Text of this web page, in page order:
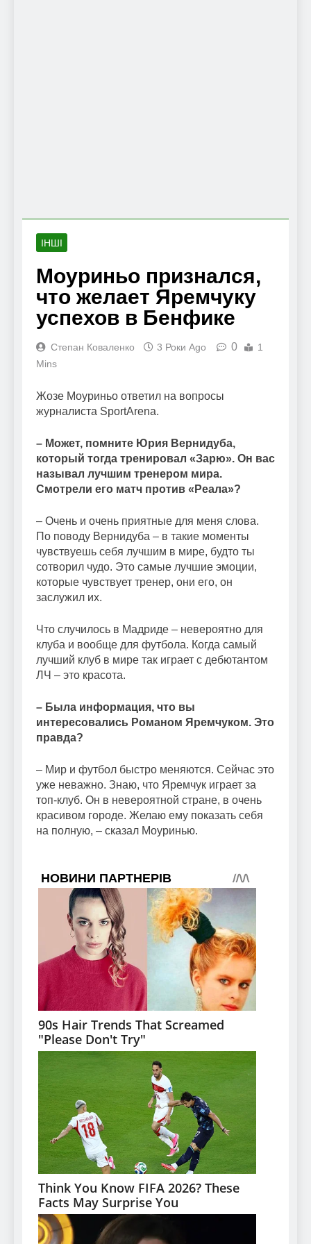
ІНШІ
Моуриньо признался,
что желает Яремчуку
успехов в Бенфике
Степан Коваленко 3 Роки Ago 0
1
Mins
Жозе Моуриньо ответил на вопросы
журналиста SportArena.
– Может, помните Юрия Вернидуба,
который тогда тренировал «Зарю». Он вас
называл лучшим тренером мира.
Смотрели его матч против «Реала»?
– Очень и очень приятные для меня слова.
По поводу Вернидуба – в такие моменты
чувствуешь себя лучшим в мире, будто ты
сотворил чудо. Это самые лучшие эмоции,
которые чувствует тренер, они его, он
заслужил их.
Что случилось в Мадриде – невероятно для
клуба и вообще для футбола. Когда самый
лучший клуб в мире так играет с дебютантом
ЛЧ – это красота.
– Была информация, что вы
интересовались Романом Яремчуком. Это
правда?
– Мир и футбол быстро меняются. Сейчас это
уже неважно. Знаю, что Яремчук играет за
топ-клуб. Он в невероятной стране, в очень
красивом городе. Желаю ему показать себя
на полную, – сказал Моуринью.